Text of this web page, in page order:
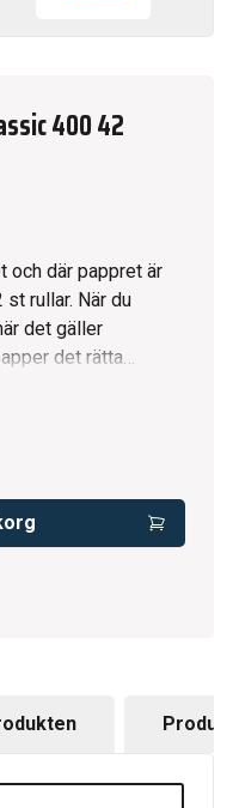
400 42
och där pappret är
När du
det gäller
det rätta
* 2-lager * Vit